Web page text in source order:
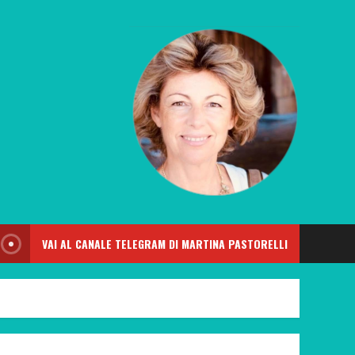
VAI AL CANALE TELEGRAM DI MARTINA PASTORELLI